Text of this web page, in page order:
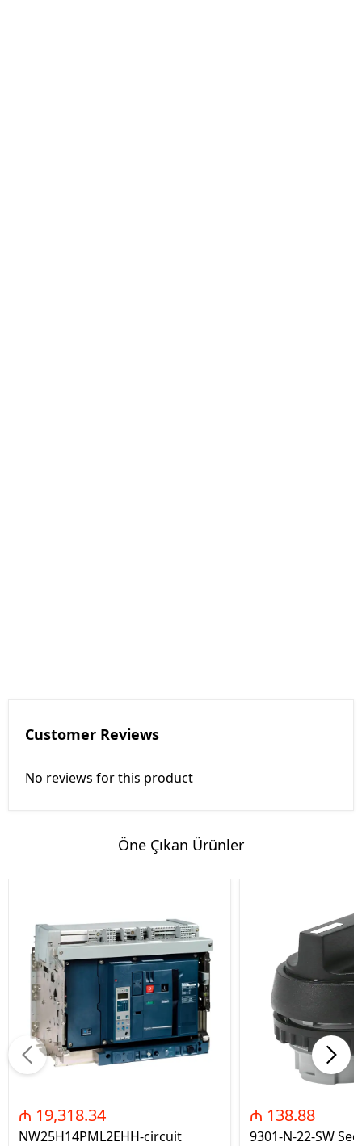
Customer Reviews
No reviews for this product
Öne Çıkan Ürünler
₼ 19,318.34
NW25H14PML2EHH-circuit
₼ 138.88
9301-N-22-SW